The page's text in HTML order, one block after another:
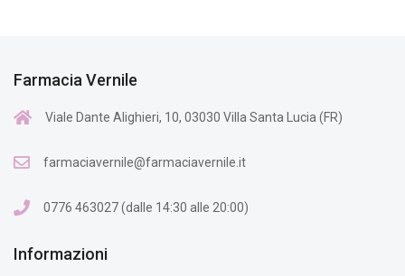
Farmacia Vernile
Viale Dante Alighieri, 10, 03030 Villa Santa Lucia (FR)
farmaciavernile@farmaciavernile.it
0776 463027 (dalle 14:30 alle 20:00)
Informazioni